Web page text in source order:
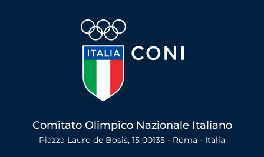
Comitato Olimpico Nazionale Italiano
Piazza Lauro de Bosis, 15 00135 - Roma - Italia